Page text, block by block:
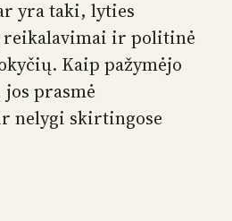
yra taki, lyties
ir politinė
Kaip pažymėjo
prasmė
nelygi skirtingose